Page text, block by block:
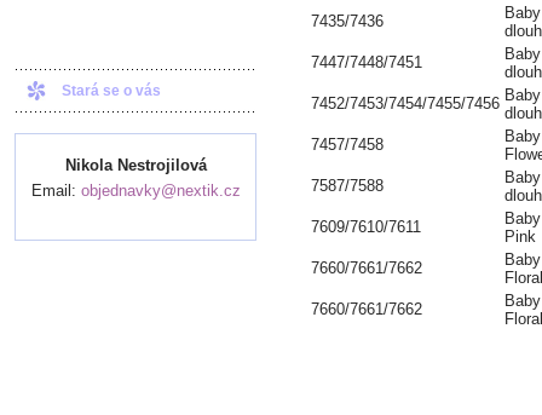
Stará se o vás
Nikola Nestrojilová
Email: objednavky@nextik.cz
7435/7436
7447/7448/7451
7452/7453/7454/7455/7456
7457/7458
7587/7588
7609/7610/7611
Pink
7660/7661/7662
Floral
7660/7661/7662
Floral